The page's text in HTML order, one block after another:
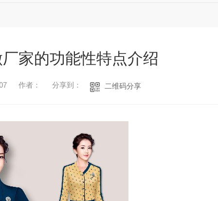
家的功能性特点介绍
作者： 分享到： 二维码分享